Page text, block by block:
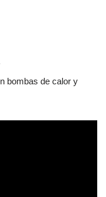
bombas de calor y